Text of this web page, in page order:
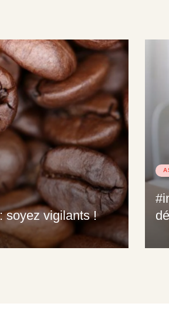
soyez vigilants !